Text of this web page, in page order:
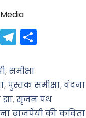
X T
el
e
gr
a
e
,समीक्षा
,पुस्तक समीक्षा,
झा,सृजन पथ
बाजपेयी की कविता